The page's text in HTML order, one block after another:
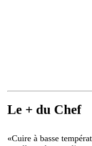
Le + du Chef
«Cuire à basse